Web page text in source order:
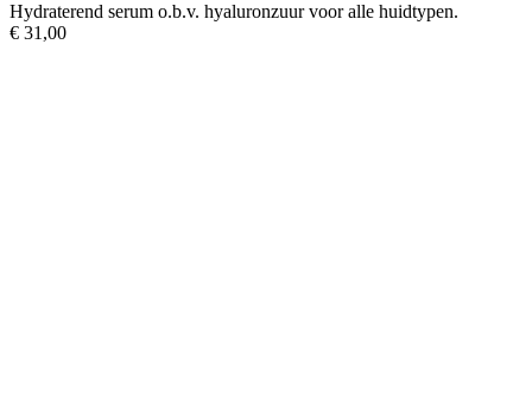
Hydraterend serum o.b.v. hyaluronzuur voor alle huidtypen.
€ 31,00